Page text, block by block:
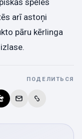
arī astoņi
pāru kērlinga
ПОДЕЛИТЬСЯ